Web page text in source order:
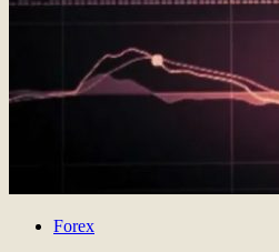
Forex